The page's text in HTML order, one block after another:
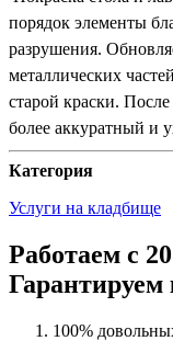
порядок элементы
разрушения.
металлических
старой краски.
более аккуратный и
Категория
Услуги на кладбище
Работаем с
Гарантируем
100%